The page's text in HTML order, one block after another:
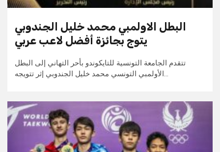
البطل الاولمبي محمد خليل الجندوبي
يتوج بجائزة أفضل لاعب عربي
تتقدم الجامعة التونسية للتايكوندو بأحر التهاني إلى البطل
الأولمبي التونسي محمد خليل الجندوبي إثر تتويجه…